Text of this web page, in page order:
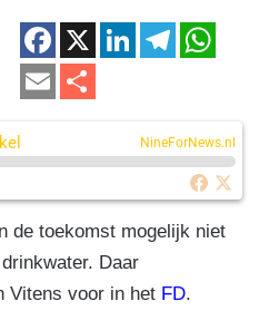
F
a
c
e
o
o
k
X
Li
e
n
T
gr
a
m
s
A
p
E
aile
NineForNews.nl
de toekomst mogelijk niet
Daar
Vitens voor in het FD.